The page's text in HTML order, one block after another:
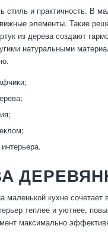
стиль и практичность. В
элементы. Такие
из дерева создают
натуральными
маленькой кухне
теплее и уютнее,
максимально